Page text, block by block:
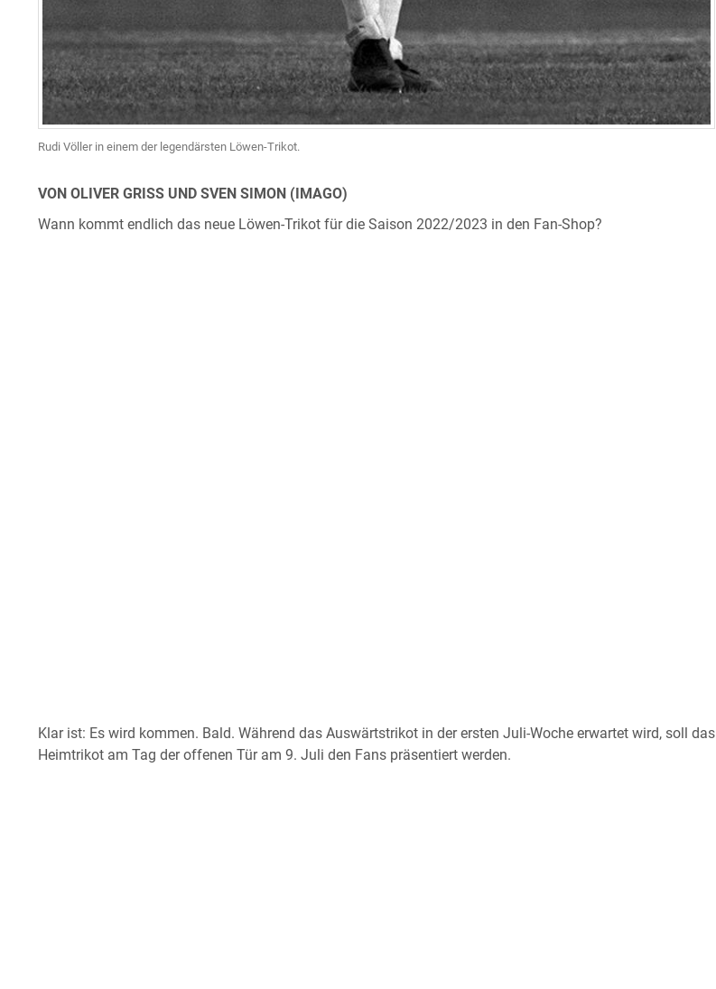
Rudi Völler in einem der legendärsten Löwen-Trikot.
VON OLIVER GRISS UND SVEN SIMON (IMAGO)
Wann kommt endlich das neue Löwen-Trikot für die Saison 2022/2023 in den Fan-Shop?
Klar ist: Es wird kommen. Bald. Während das Auswärtstrikot in der ersten Juli-Woche erwartet wird, soll das
Heimtrikot am Tag der offenen Tür am 9. Juli den Fans präsentiert werden.